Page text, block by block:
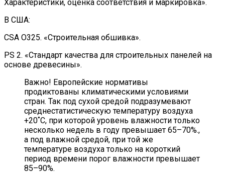
Характеристики, оценка соответствия и маркировка».
В США:
CSA O325. «Строительная обшивка».
PS 2. «Стандарт качества для строительных панелей на
основе древесины».
Важно! Европейские нормативы
продиктованы климатическими условиями
стран. Так под сухой средой подразумевают
среднестатистическую температуру воздуха
+20˚С, при которой уровень влажности только
несколько недель в году превышает 65–70%.,
а под влажной средой, при той же
температуре воздуха только на короткий
период времени порог влажности превышает
85–90%.